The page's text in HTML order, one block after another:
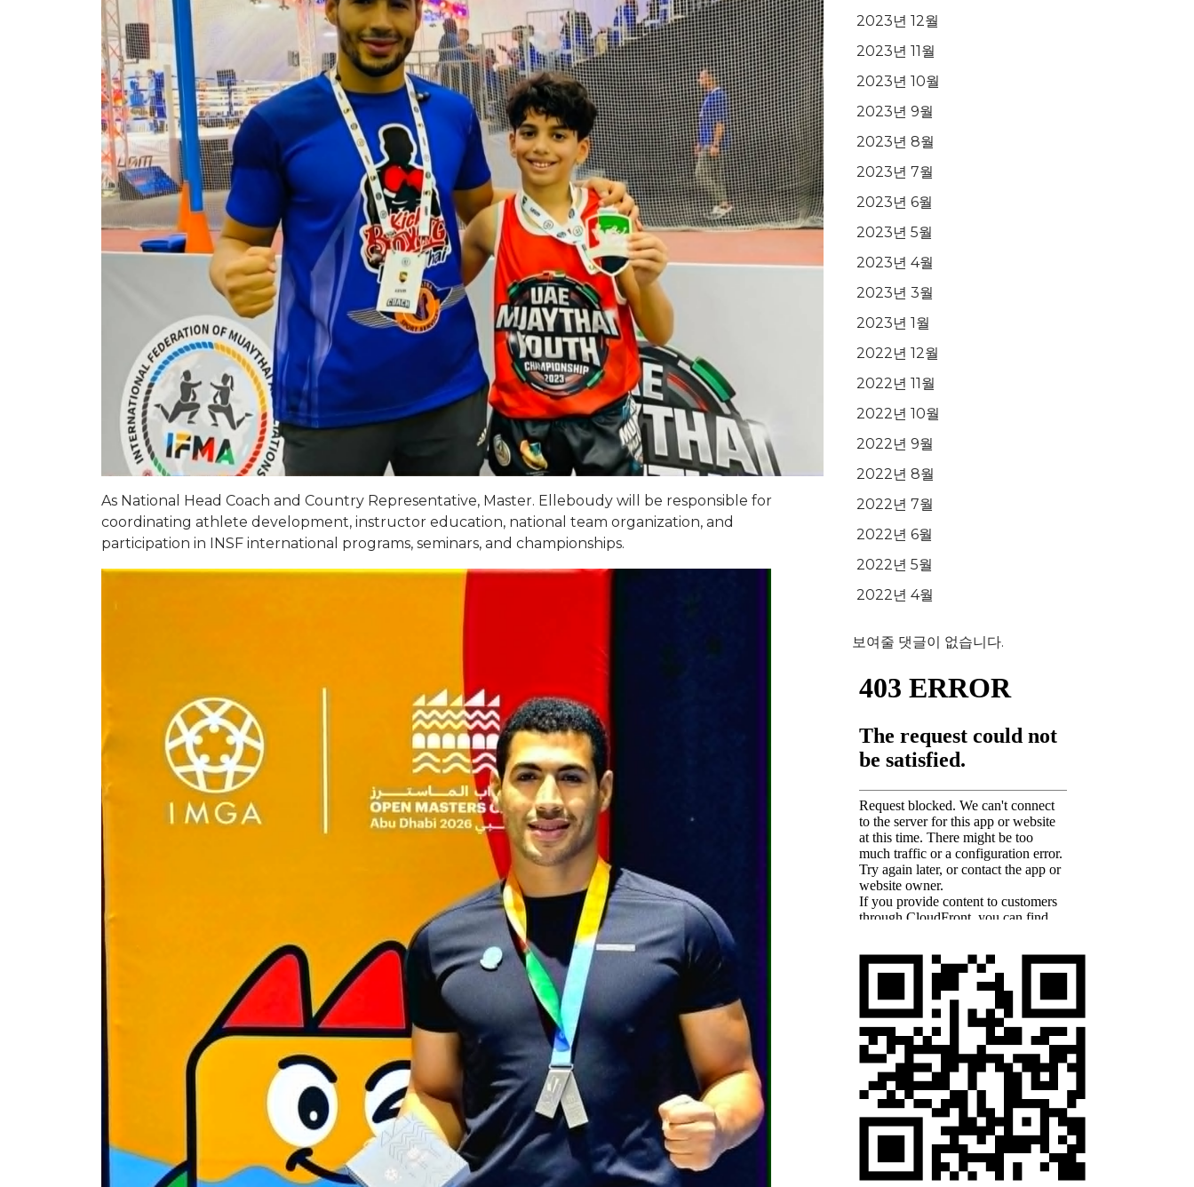
As National Head Coach and Country Representative, Master. Elleboudy will be responsible for
coordinating athlete development, instructor education, national team organization, and
participation in INSF international programs, seminars, and championships.
2023년 12월
2023년 11월
2023년 10월
2023년 9월
2023년 8월
2023년 7월
2023년 6월
2023년 5월
2023년 4월
2023년 3월
2023년 1월
2022년 12월
2022년 11월
2022년 10월
2022년 9월
2022년 8월
2022년 7월
2022년 6월
2022년 5월
2022년 4월
보여줄 댓글이 없습니다.